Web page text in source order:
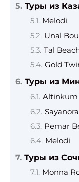
Туры из
Melodi
Unal
Tal
Gold
Туры из
Altinkum
Sayanora
Pemar
Melodi
Туры из
Monna